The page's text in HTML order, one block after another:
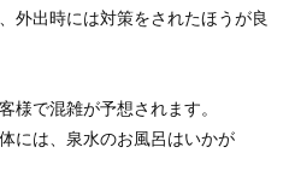
外出時には対策をされたほうが良
で混雑が予想されます。
には、泉水のお風呂はいかが